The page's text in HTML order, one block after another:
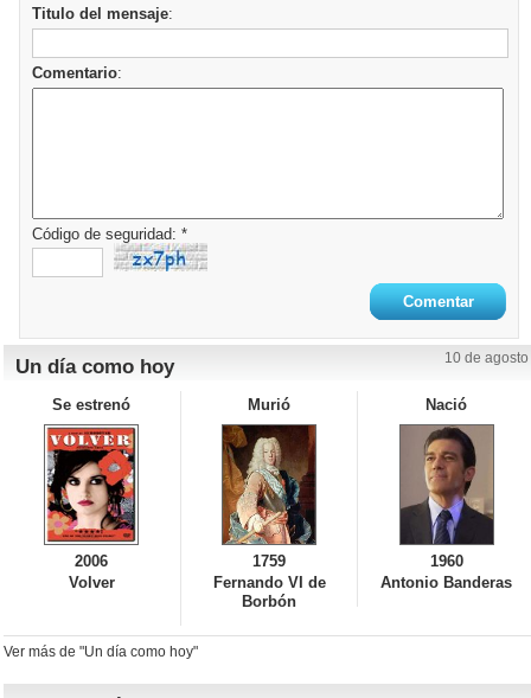
Titulo del mensaje:
Comentario:
Código de seguridad: *
Un día como hoy 10 de agosto
Se estrenó
2006
Volver
Murió
1759
Fernando VI de
Borbón
Nació
1960
Antonio Banderas
Ver más de "Un día como hoy"